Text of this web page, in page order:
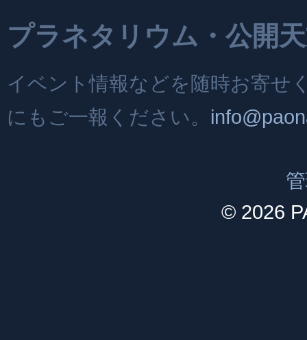
プラネタリウム・公開
イベント情報などを随時お寄せ
にもご一報ください。
© 2026